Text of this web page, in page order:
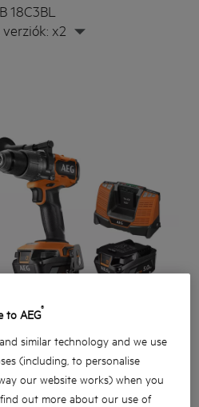
18C3BL
x2
to AEG®
similar technology and we use
(including, to personalise
our website works) when you
out more about our use of